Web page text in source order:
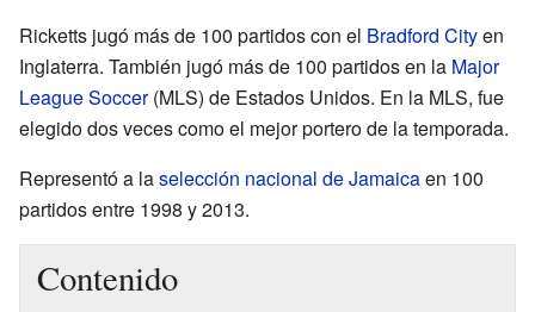
Ricketts jugó más de 100 partidos con el Bradford Cityen
Inglaterra. También jugó más de 100 partidos en la Major
League Soccer(MLS) de Estados Unidos. En la MLS, fue
elegido dos veces como el mejor portero de la temporada.
Representó a laselección nacional de Jamaicaen 100
partidos entre 1998 y 2013.
Contenido